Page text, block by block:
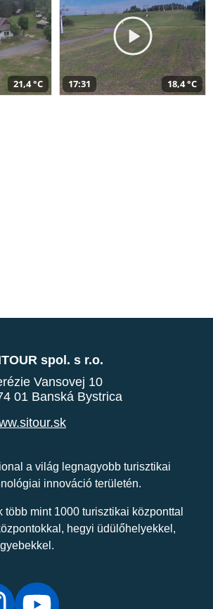
21,4 °C 17:31 18,4 °C
spol. s r.o.
Vansovej 10
01 Banská Bystrica
a világ legnagyobb turisztikai
innováció területén.
több mint 1000 turisztikai központtal
hegyi üdülőhelyekkel,